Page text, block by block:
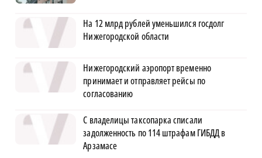
На 12 млрд рублей уменьшился госдолг
Нижегородской области
Нижегородский аэропорт временно
принимает и отправляет рейсы по
согласованию
С владелицы таксопарка списали
задолженность по 114 штрафам ГИБДД в
Арзамасе